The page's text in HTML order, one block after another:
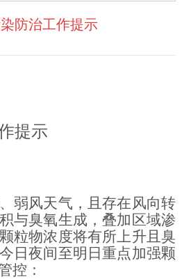
防治工作提示
提示
弱风天气，且存在风向转
与臭氧生成，叠加区域渗
粒物浓度将有所上升且臭
日夜间至明日重点加强颗
控：